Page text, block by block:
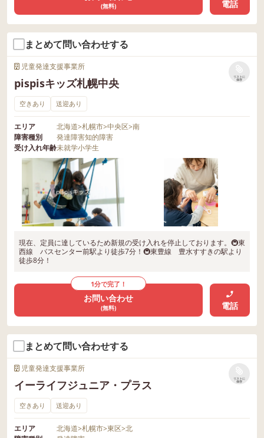
(無料) 電話
まとめて問い合わせする
児童発達支援事業所
pispisキッズ札幌中央
リストに
保存
空きあり 送迎あり
エリア 北海道>札幌市>中央区>南
障害種別
発達障害知的障害
受け入れ年齢未就学小学生
現在、定員に達しているため新規の受け入れを停止しております。🚇東
西線 バスセンター前駅より徒歩7分！🚇東豊線 豊水すすきの駅より
徒歩8分！
1分で完了！
お問い合わせ
(無料) 電話
まとめて問い合わせする
児童発達支援事業所
イーライフジュニア・プラス
リストに
保存
空きあり 送迎あり
エリア 北海道>札幌市>東区>北